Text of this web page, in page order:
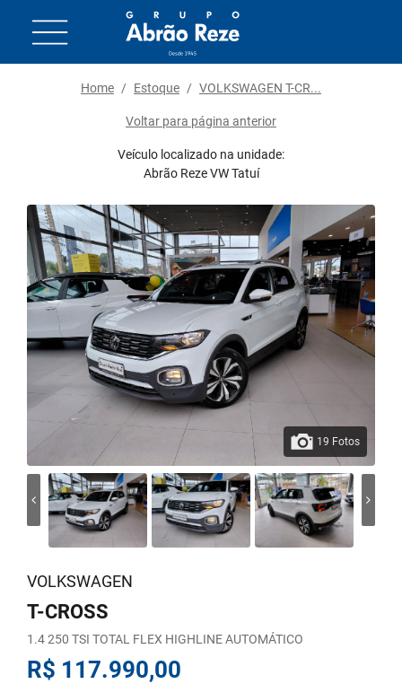
Home / Estoque / VOLKSWAGEN T-CR...
Voltar para página anterior
Veículo localizado na unidade:
Abrão Reze VW Tatuí
19 Fotos
VOLKSWAGEN
T-CROSS
1.4 250 TSI TOTAL FLEX HIGHLINE AUTOMÁTICO
R$ 117.990,00